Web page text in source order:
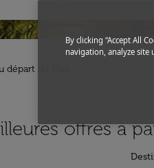
départ du Mali
offres à
By clicking “Accept All
navigation, analyze site